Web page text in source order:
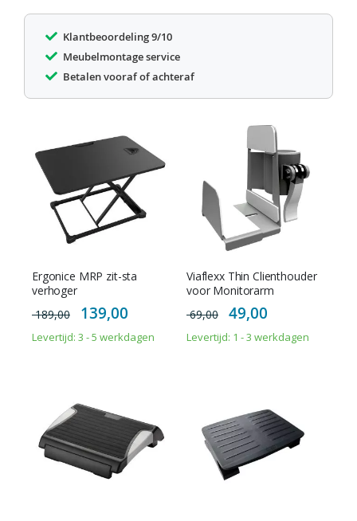
Klantbeoordeling 9/10
Meubelmontage service
Betalen vooraf of achteraf
Ergonice MRP zit-sta
verhoger
189,00
Special
Price
139,00
Levertijd: 3 - 5 werkdagen
Viaflexx Thin Clienthouder
voor Monitorarm
69,00
Special
Price
49,00
Levertijd: 1 - 3 werkdagen